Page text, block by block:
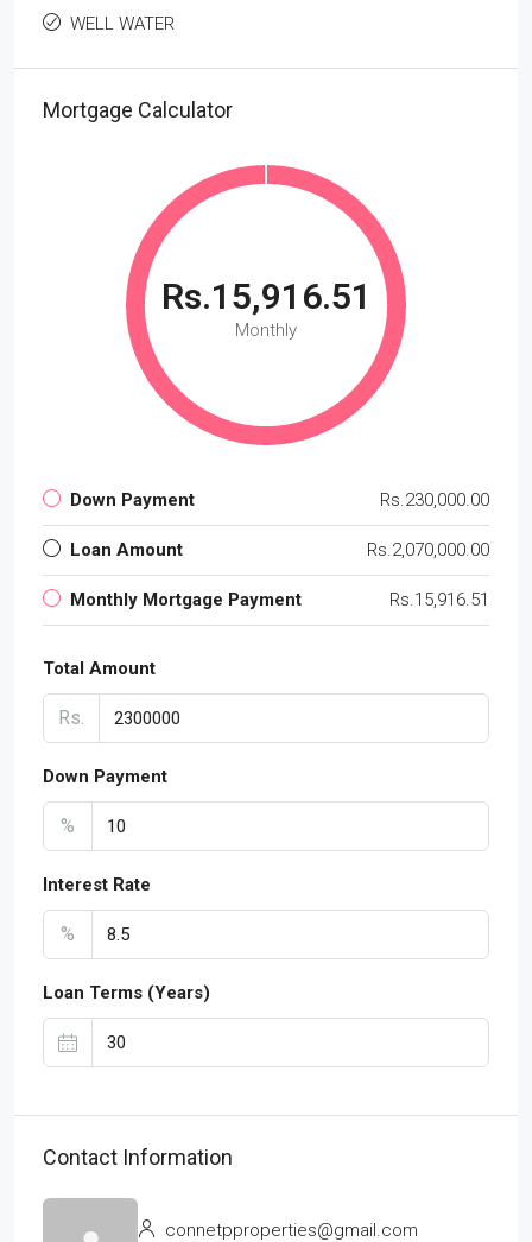
WELL WATER
Mortgage Calculator
Rs.15,916.51
Monthly
Down Payment Rs.230,000.00
Loan Amount Rs.2,070,000.00
Monthly Mortgage Payment Rs.15,916.51
Total Amount
Rs.
Down Payment
%
Interest Rate
%
Loan Terms (Years)
Contact Information
connetpproperties@gmail.com